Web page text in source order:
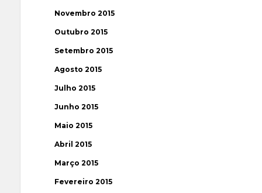
Novembro 2015
Outubro 2015
Setembro 2015
Agosto 2015
Julho 2015
Junho 2015
Maio 2015
Abril 2015
Março 2015
Fevereiro 2015